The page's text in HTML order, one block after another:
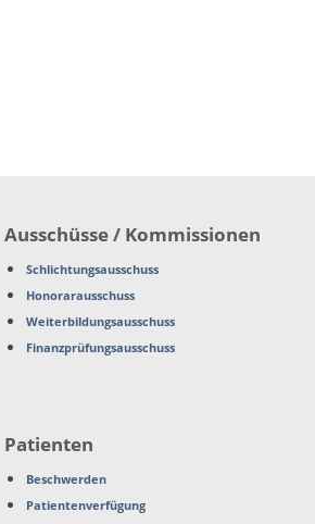
Ausschüsse / Kommissionen
Schlichtungsausschuss
Honorarausschuss
Weiterbildungsausschuss
Finanzprüfungsausschuss
Patienten
Beschwerden
Patientenverfügung